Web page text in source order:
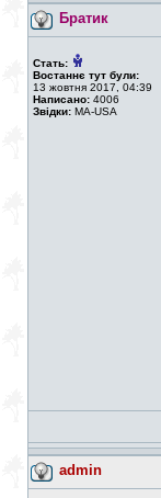
Братик
Стать:
Востаннє тут були:
13 жовтня 2017, 04:39
Написано: 4006
Звідки: MA-USA
admin